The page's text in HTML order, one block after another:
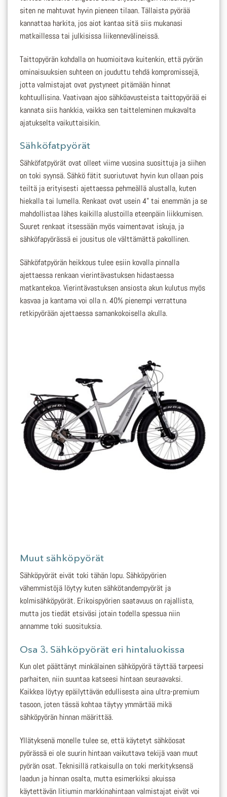
siten ne mahtuvat hyvin pieneen tilaan. Tällaista pyörää
kannattaa harkita, jos aiot kantaa sitä siis mukanasi
matkaillessa tai julkisissa liikennevälineissä.
Taittopyörän kohdalla on huomioitava kuitenkin, että pyörän
ominaisuuksien suhteen on jouduttu tehdä kompromissejä,
jotta valmistajat ovat pystyneet pitämään hinnat
kohtuullisina. Vaativaan ajoo sähköavusteista taittopyörää ei
kannata siis hankkia, vaikka sen taitteleminen mukavalta
ajatukselta vaikuttaisikin.
Sähköfatpyörät
Sähköfatpyörät ovat olleet viime vuosina suosittuja ja siihen
on toki syynsä. Sähkö fätit suoriutuvat hyvin kun ollaan pois
teiltä ja erityisesti ajettaessa pehmeällä alustalla, kuten
hiekalla tai lumella. Renkaat ovat usein 4” tai enemmän ja se
mahdollistaa lähes kaikilla alustoilla eteenpäin liikkumisen.
Suuret renkaat itsessään myös vaimentavat iskuja, ja
sähköfapyörässä ei jousitus ole välttämättä pakollinen.
Sähköfatpyörän heikkous tulee esiin kovalla pinnalla
ajettaessa renkaan vierintävastuksen hidastaessa
matkantekoa. Vierintävastuksen ansiosta akun kulutus myös
kasvaa ja kantama voi olla n. 40% pienempi verrattuna
retkipyörään ajettaessa samankokoisella akulla.
Muut sähköpyörät
Sähköpyörät eivät toki tähän lopu. Sähköpyörien
vähemmistöjä löytyy kuten sähkötandempyörät ja
kolmisähköpyörät. Erikoispyörien saatavuus on rajallista,
mutta jos tiedät etsiväsi jotain todella spessua niin
annamme toki suosituksia.
Osa 3. Sähköpyörät eri hintaluokissa
Kun olet päättänyt minkälainen sähköpyörä täyttää tarpeesi
parhaiten, niin suuntaa katseesi hintaan seuraavaksi.
Kaikkea löytyy epäilyttävän edullisesta aina ultra-premium
tasoon, joten tässä kohtaa täytyy ymmärtää mikä
sähköpyörän hinnan määrittää.
Yllätyksenä monelle tulee se, että käytetyt sähköosat
pyörässä ei ole suurin hintaan vaikuttava tekijä vaan muut
pyörän osat. Teknisillä ratkaisulla on toki merkityksensä
laadun ja hinnan osalta, mutta esimerkiksi akuissa
käytettävän litiumin markkinahintaan valmistajat eivät voi